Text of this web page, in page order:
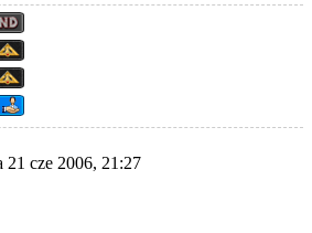
21 cze 2006, 21:27